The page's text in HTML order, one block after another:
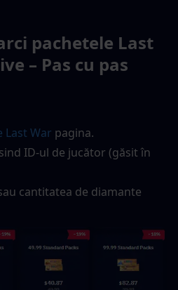
pachetele Last
– Pas cu pas
Last War pagina.
ID-ul de jucător (găsit în
cantitatea de diamante